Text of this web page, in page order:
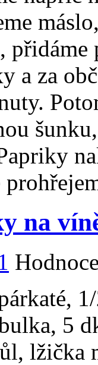
přidáme
a za
na
5
lžička